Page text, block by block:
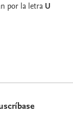
por la letra U